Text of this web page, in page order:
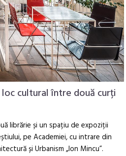
cultural între două curți
librărie și un spațiu de expoziții
pe Academiei, cu intrare din
și Urbanism „Ion Mincu”.